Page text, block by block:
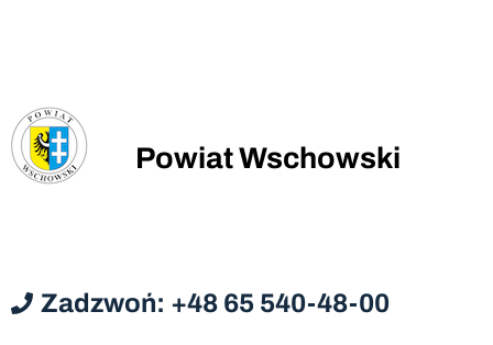
Powiat Wschowski
Zadzwoń: +48 65 540-48-00